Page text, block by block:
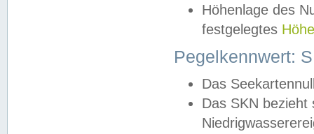
Höhenlage des
festgelegtes
Pegelkennwert:
Das
Das SKN